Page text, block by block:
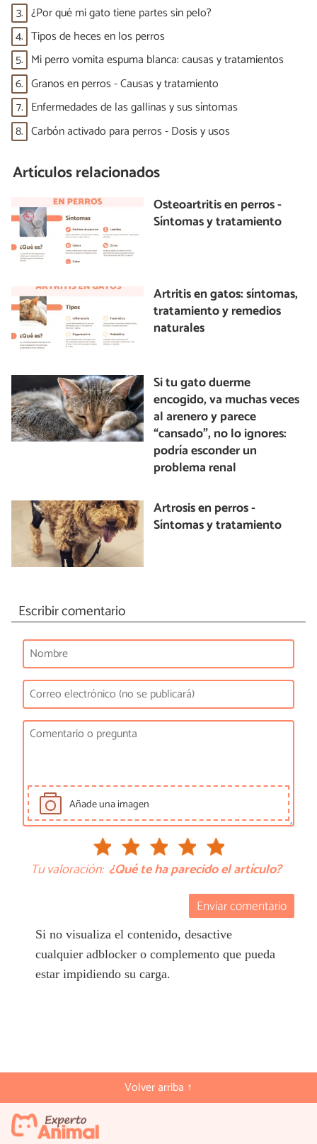
3. ¿Por qué mi gato tiene partes sin pelo?
4. Tipos de heces en los perros
5. Mi perro vomita espuma blanca: causas y tratamientos
6. Granos en perros - Causas y tratamiento
7. Enfermedades de las gallinas y sus síntomas
8. Carbón activado para perros - Dosis y usos
Artículos relacionados
Osteoartritis en perros -
Síntomas y tratamiento
Artritis en gatos: síntomas,
tratamiento y remedios
naturales
Si tu gato duerme
encogido, va muchas veces
al arenero y parece
“cansado”, no lo ignores:
podría esconder un
problema renal
Artrosis en perros -
Síntomas y tratamiento
Escribir comentario
Añade una imagen
Tu valoración: ¿Qué te ha parecido el artículo?
Enviar comentario
Si no visualiza el contenido, desactive
cualquier adblocker o complemento que pueda
estar impidiendo su carga.
Volver arriba ↑